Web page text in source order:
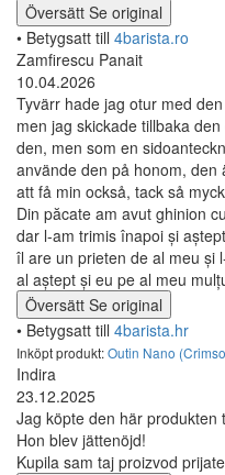
Översätt Se original
• Betygsatt till 4barista.ro
Zamfirescu Panait
10.04.2026
Tyvärr hade jag otur med
men jag skickade tillbaka
den, men som en
använde den på honom, den
att få min också, tack så
Din păcate am avut ghinion
dar l-am trimis înapoi și
îl are un prieten de al meu și
al aștept și eu pe al meu
Översätt Se original
• Betygsatt till 4barista.hr
Inköpt produkt:Outin Nano
Indira
23.12.2025
Jag köpte den här produkten
Hon blev jättenöjd!
Kupila sam taj proizvod